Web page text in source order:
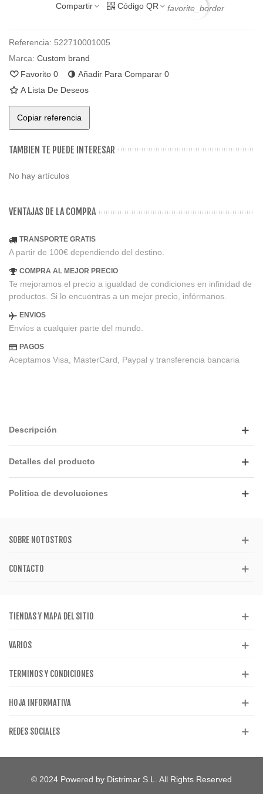
Compartir Código QR favorite_border
Referencia: 522710001005
Marca: Custom brand
Favorito 0 Añadir Para Comparar 0
A Lista De Deseos
Copiar referencia
TAMBIEN TE PUEDE INTERESAR
No hay artículos
VENTAJAS DE LA COMPRA
TRANSPORTE GRATIS
A partir de 100€ dependiendo del destino.
COMPRA AL MEJOR PRECIO
Te mejoramos el precio a igualdad de condiciones en infinidad de
productos. Si lo encuentras a un mejor precio, infórmanos.
ENVIOS
Envíos a cualquier parte del mundo.
PAGOS
Aceptamos Visa, MasterCard, Paypal y transferencia bancaria
Descripción
Detalles del producto
Politica de devoluciones
SOBRE NOTOSTROS
CONTACTO
TIENDAS Y MAPA DEL SITIO
VARIOS
TERMINOS Y CONDICIONES
HOJA INFORMATIVA
REDES SOCIALES
© 2024 Powered by Distrimar S.L. All Rights Reserved